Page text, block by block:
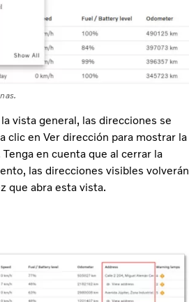
vista general, las direcciones se
clic en Ver dirección para mostrar la
en cuenta que al cerrar la
las direcciones visibles volverán
que abra esta vista.